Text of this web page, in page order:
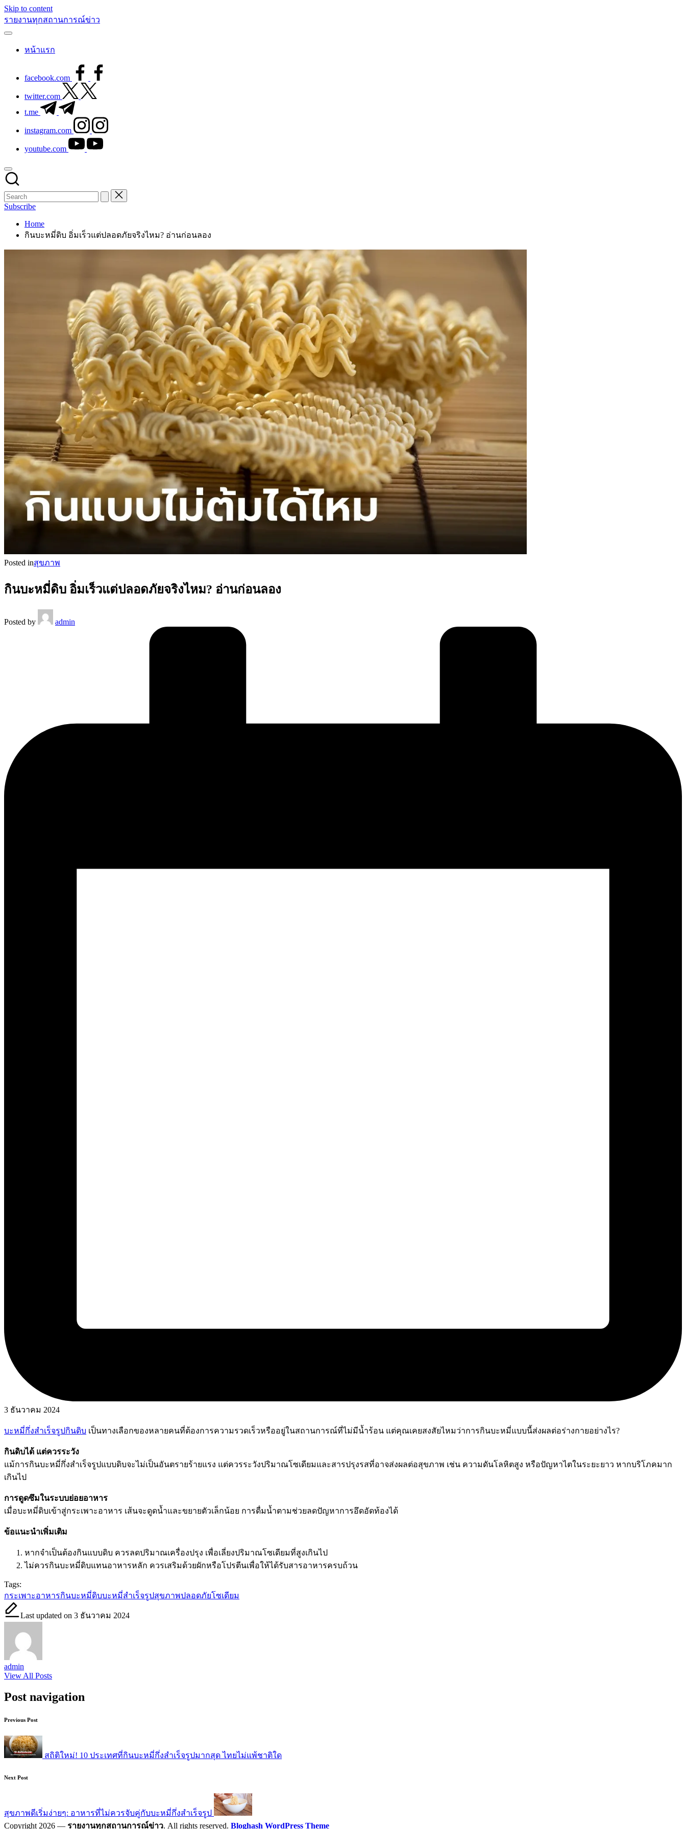
Skip to content
รายงานทุกสถานการณ์ข่าว
หน้าแรก
facebook.com
twitter.com
t.me
instagram.com
youtube.com
Subscribe
Home
กินบะหมี่ดิบ อิ่มเร็วแต่ปลอดภัยจริงไหม? อ่านก่อนลอง
Posted inสุขภาพ
กินบะหมี่ดิบ อิ่มเร็วแต่ปลอดภัยจริงไหม? อ่านก่อนลอง
Posted by admin
3 ธันวาคม 2024
บะหมี่กึ่งสำเร็จรูปกินดิบ เป็นทางเลือกของหลายคนที่ต้องการความรวดเร็วหรืออยู่ในสถานการณ์ที่ไม่มีน้ำร้อน แต่คุณเคยสงสัยไหมว่าการกินบะหมี่แบบนี้ส่งผลต่อร่างกายอย่างไร?
กินดิบได้ แต่ควรระวัง
แม้การกินบะหมี่กึ่งสำเร็จรูปแบบดิบจะไม่เป็นอันตรายร้ายแรง แต่ควรระวังปริมาณโซเดียมและสารปรุงรสที่อาจส่งผลต่อสุขภาพ เช่น ความดันโลหิตสูง หรือปัญหาไตในระยะยาว หากบริโภคมาก
เกินไป
การดูดซึมในระบบย่อยอาหาร
เมื่อบะหมี่ดิบเข้าสู่กระเพาะอาหาร เส้นจะดูดน้ำและขยายตัวเล็กน้อย การดื่มน้ำตามช่วยลดปัญหาการอึดอัดท้องได้
ข้อแนะนำเพิ่มเติม
หากจำเป็นต้องกินแบบดิบ ควรลดปริมาณเครื่องปรุง เพื่อเลี่ยงปริมาณโซเดียมที่สูงเกินไป
ไม่ควรกินบะหมี่ดิบแทนอาหารหลัก ควรเสริมด้วยผักหรือโปรตีนเพื่อให้ได้รับสารอาหารครบถ้วน
Tags:
กระเพาะอาหารกินบะหมี่ดิบบะหมี่สำเร็จรูปสุขภาพปลอดภัยโซเดียม
Last updated on 3 ธันวาคม 2024
admin
View All Posts
Post navigation
Previous Post
สถิติใหม่! 10 ประเทศที่กินบะหมี่กึ่งสำเร็จรูปมากสุด ไทยไม่แพ้ชาติใด
Next Post
สุขภาพดีเริ่มง่ายๆ: อาหารที่ไม่ควรจับคู่กับบะหมี่กึ่งสำเร็จรูป
Copyright 2026 — รายงานทุกสถานการณ์ข่าว. All rights reserved. Bloghash WordPress Theme